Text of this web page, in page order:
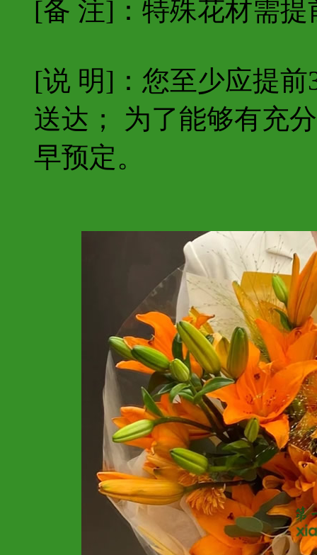
[备 注]：特殊花材需
[说 明]：您至少应提
送达； 为了能够有充
早预定。